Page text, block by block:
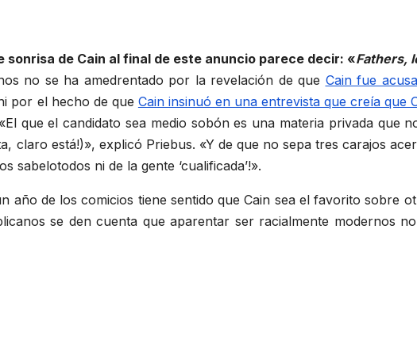
sonrisa de Cain al final de este anuncio parece decir: «Fathers,
no se ha amedrentado por la revelación de que Cain fue
por el hecho de que Cain insinuó en una entrevista que creía que
que el candidato sea medio sobón es una materia privada que
claro está!)», explicó Priebus. «Y de que no sepa tres carajos
sabelotodos ni de la gente ‘cualificada’!».
año de los comicios tiene sentido que Cain sea el favorito sobre
se den cuenta que aparentar ser racialmente modernos